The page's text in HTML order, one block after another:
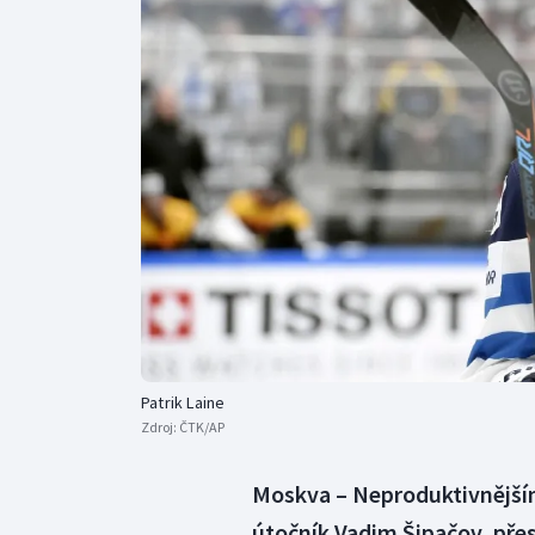
Curling
Dostihy
Florbal
Futsal
Golf
Gymnastika
Patrik Laine
Zdroj: ČTK/AP
Moskva –